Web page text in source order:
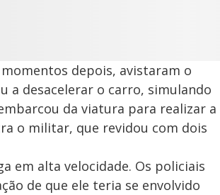
depois, avistaram o
a desacelerar o carro, simulando
da viatura para realizar a
o militar, que revidou com dois
em alta velocidade. Os policiais
de que ele teria se envolvido